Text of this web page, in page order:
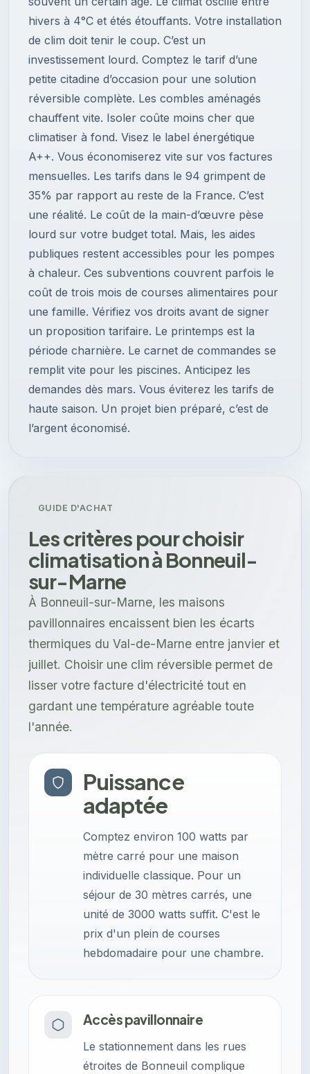
hivers à 4°C et étés étouffants. Votre installation
de clim doit tenir le coup. C’est un
investissement lourd. Comptez le tarif d’une
petite citadine d’occasion pour une solution
réversible complète. Les combles aménagés
chauffent vite. Isoler coûte moins cher que
climatiser à fond. Visez le label énergétique
A++. Vous économiserez vite sur vos factures
mensuelles. Les tarifs dans le 94 grimpent de
35% par rapport au reste de la France. C’est
une réalité. Le coût de la main-d’œuvre pèse
lourd sur votre budget total. Mais, les aides
publiques restent accessibles pour les pompes
à chaleur. Ces subventions couvrent parfois le
coût de trois mois de courses alimentaires pour
une famille. Vérifiez vos droits avant de signer
un proposition tarifaire. Le printemps est la
période charnière. Le carnet de commandes se
remplit vite pour les piscines. Anticipez les
demandes dès mars. Vous éviterez les tarifs de
haute saison. Un projet bien préparé, c’est de
l’argent économisé.
GUIDE D'ACHAT
Les critères pour choisir
climatisation à Bonneuil-
sur-Marne
À Bonneuil-sur-Marne, les maisons
pavillonnaires encaissent bien les écarts
thermiques du Val-de-Marne entre janvier et
juillet. Choisir une clim réversible permet de
lisser votre facture d'électricité tout en
gardant une température agréable toute
l'année.
Puissance
adaptée
Comptez environ 100 watts par
mètre carré pour une maison
individuelle classique. Pour un
séjour de 30 mètres carrés, une
unité de 3000 watts suffit. C'est le
prix d'un plein de courses
hebdomadaire pour une chambre.
Accès pavillonnaire
Le stationnement dans les rues
étroites de Bonneuil complique